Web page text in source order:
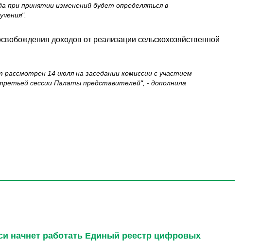
при принятии изменений будет определяться в
доходов от реализации сельскохозяйственной
14 июля на заседании комиссии с участием
сессии Палаты представителей", - дополнила
начнет работать Единый реестр цифровых